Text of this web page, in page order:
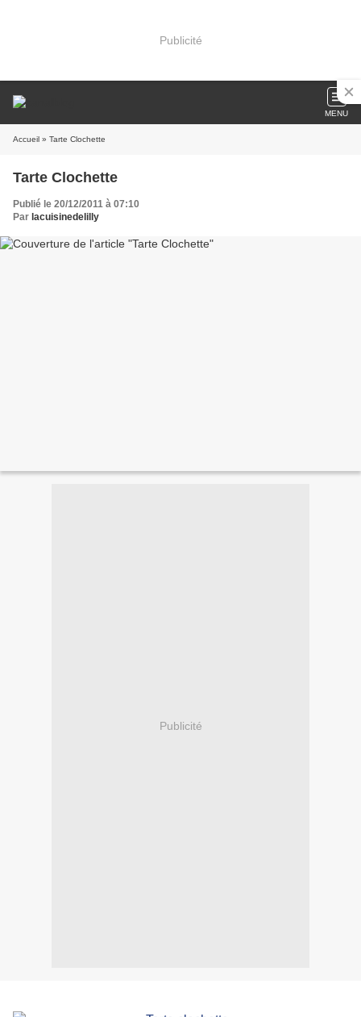
Publicité
MENU
Accueil » Tarte Clochette
Tarte Clochette
Publié le 20/12/2011 à 07:10
Par lacuisinedelilly
Publicité